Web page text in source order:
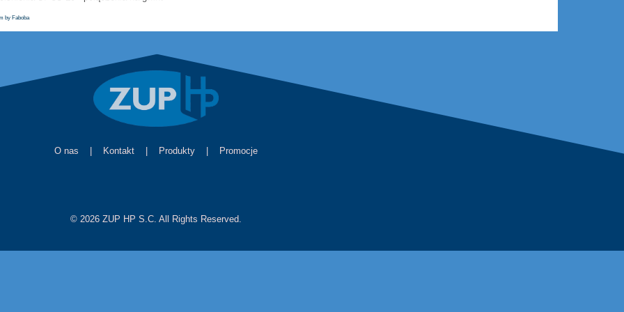
by Faboba
O nas Kontakt Produkty Promocje
© 2026 ZUP HP S.C. All Rights Reserved.